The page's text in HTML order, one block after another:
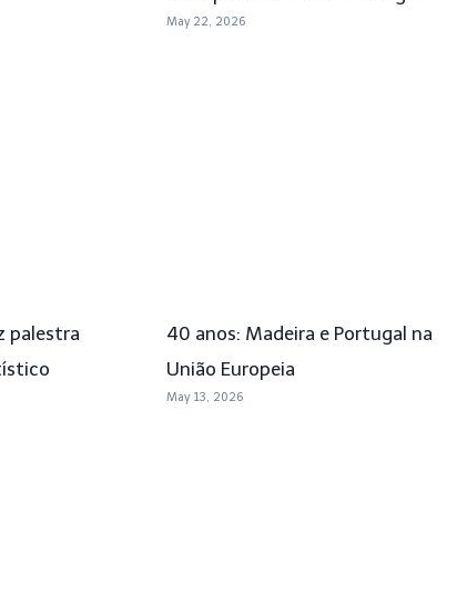
May 22, 2026
palestra
40 anos: Madeira e Portugal na
União Europeia
May 13, 2026